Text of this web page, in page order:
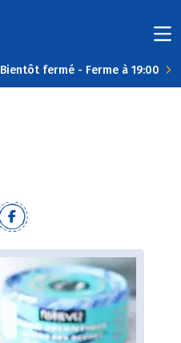
Bientôt fermé - Ferme à 19:00